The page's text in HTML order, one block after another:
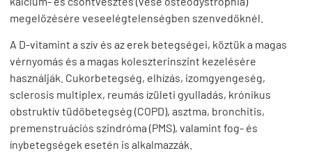
megelőzésére veseelégtelenségben szenvedőknél.
A D-vitamint a szív és az erek betegségei, köztük a magas
vérnyomás és a magas koleszterinszint kezelésére
használják. Cukorbetegség, elhízás, izomgyengeség,
sclerosis multiplex, reumás ízületi gyulladás, krónikus
obstruktív tüdőbetegség (COPD), asztma, bronchitis,
premenstruációs szindróma (PMS), valamint fog- és
ínybetegségek esetén is alkalmazzák.